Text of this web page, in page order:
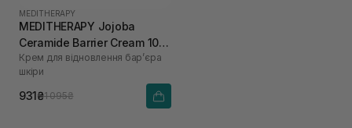
MEDITHERAPY
MEDITHERAPY Jojoba
Ceramide Barrier Cream 100
мл
Крем для відновлення барʼєра
шкіри
931₴1 095₴